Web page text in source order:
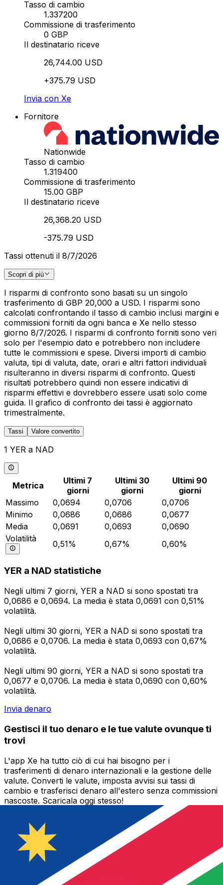
Tasso di cambio
1.337200
Commissione di trasferimento
0 GBP
Il destinatario riceve
26,744.00 USD
+375.79 USD
Invia con Xe
Fornitore
Nationwide
Tasso di cambio
1.319400
Commissione di trasferimento
15.00 GBP
Il destinatario riceve
26,368.20 USD
-375.79 USD
Tassi ottenuti il 8/7/2026
Scopri di più
I risparmi di confronto sono basati su un singolo
trasferimento di GBP 20,000 a USD. I risparmi sono
calcolati confrontando il tasso di cambio inclusi margini e
commissioni forniti da ogni banca e Xe nello stesso
giorno 8/7/2026. I risparmi di confronto forniti sono veri
solo per l'esempio dato e potrebbero non includere
tutte le commissioni e spese. Diversi importi di cambio
valuta, tipi di valuta, date, orari e altri fattori individuali
risulteranno in diversi risparmi di confronto. Questi
risultati potrebbero quindi non essere indicativi di
risparmi effettivi e dovrebbero essere usati solo come
guida. Il grafico di confronto dei tassi è aggiornato
trimestralmente.
Tassi Valore convertito
1 YER a NAD
Metrica
Ultimi 7
giorni
Ultimi 30
giorni
Ultimi 90
giorni
Massimo
0,0694 0,0706
0,0706
Minimo
0,0686 0,0686
0,0677
Media
0,0691 0,0693
0,0690
Volatilità
0,51% 0,67% 0,60%
YER a NAD statistiche
Negli ultimi 7 giorni, YER a NAD si sono spostati tra
0,0686 e 0,0694. La media è stata 0,0691 con 0,51%
volatilità.
Negli ultimi 30 giorni, YER a NAD si sono spostati tra
0,0686 e 0,0706. La media è stata 0,0693 con 0,67%
volatilità.
Negli ultimi 90 giorni, YER a NAD si sono spostati tra
0,0677 e 0,0706. La media è stata 0,0690 con 0,60%
volatilità.
Invia denaro
Gestisci il tuo denaro e le tue valute ovunque ti
trovi
L'app Xe ha tutto ciò di cui hai bisogno per i
trasferimenti di denaro internazionali e la gestione delle
valute. Converti le valute, imposta avvisi sui tassi di
cambio e trasferisci denaro all'estero senza commissioni
nascoste. Scaricala oggi stesso!